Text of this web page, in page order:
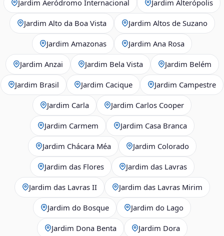
Jardim Aeródromo Internacional Jardim Alterópolis
Jardim Alto da Boa Vista Jardim Altos de Suzano
Jardim Amazonas Jardim Ana Rosa
Jardim Anzai Jardim Bela Vista Jardim Belém
Jardim Brasil Jardim Cacique Jardim Campestre
Jardim Carla Jardim Carlos Cooper
Jardim Carmem Jardim Casa Branca
Jardim Chácara Méa Jardim Colorado
Jardim das Flores Jardim das Lavras
Jardim das Lavras II Jardim das Lavras Mirim
Jardim do Bosque Jardim do Lago
Jardim Dona Benta Jardim Dora